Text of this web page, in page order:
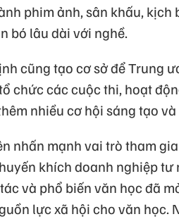
phim ảnh, sân khấu, kịch
bó lâu dài với nghề.
cũng tạo cơ sở để Trung
chức các cuộc thi, hoạt
nhiều cơ hội sáng tạo
nhấn mạnh vai trò tham
khích doanh nghiệp
và phổ biến văn học đã
lực xã hội cho văn học.